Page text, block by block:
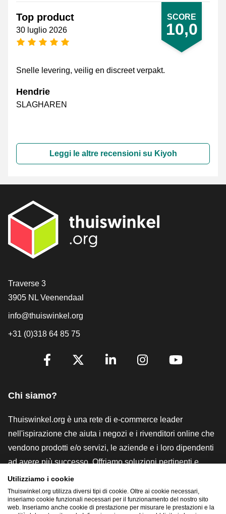
SCORE
10,0
Top product
30 luglio 2026
[_General:NumberOfStarsPluralFormat]
Snelle levering, veilig en discreet verpakt.
Hendrie
SLAGHAREN
Leggi le altre recensioni su Kiyoh
[_General:Contact]
Traverse 3
3905 NL Veenendaal
info@thuiswinkel.org
+31 (0)318 64 85 75
[_General:SocialMediaTitle]
Chi siamo?
Thuiswinkel.org è una rete di e-commerce leader
nell'ispirazione che aiuta i negozi e i rivenditori online che
vendono prodotti e/o servizi, le aziende e i loro dipendenti
ad avere più successo. Offriamo soluzioni pertinenti e
pratiche con vari marchi di fiducia, recensioni Thuiswinkel,
strumenti e consulenze legali, advocacy, ricerche di
mercato e disponiamo di una nostra piattaforma formativa,
Utilizziamo i cookie
Thuiswinkel.org utilizza diversi tipi di cookie. Oltre ai cookie necessari,
inseriamo cookie funzionali necessari per il funzionamento del nostro sito
web. Inseriamo anche cookie di prestazione per misurare le prestazioni e la